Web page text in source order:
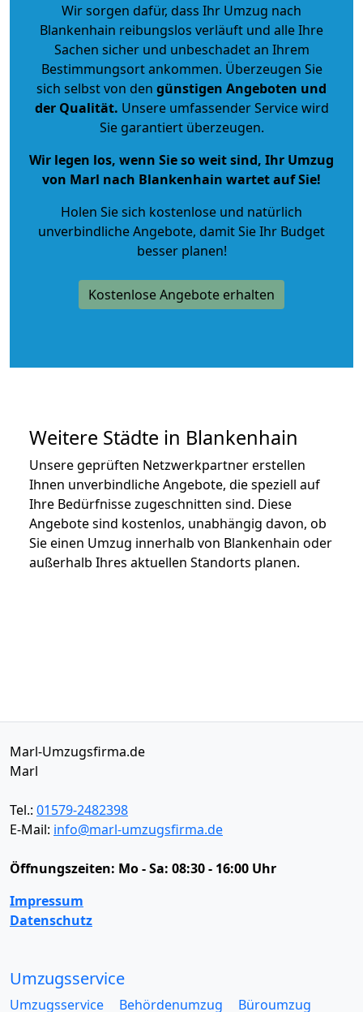
Wir sorgen dafür, dass Ihr Umzug nach
Blankenhain reibungslos verläuft und alle Ihre
Sachen sicher und unbeschadet an Ihrem
Bestimmungsort ankommen. Überzeugen Sie
sich selbst von den günstigen Angeboten und
der Qualität. Unsere umfassender Service wird
Sie garantiert überzeugen.
Wir legen los, wenn Sie so weit sind, Ihr Umzug
von Marl nach Blankenhain wartet auf Sie!
Holen Sie sich kostenlose und natürlich
unverbindliche Angebote, damit Sie Ihr Budget
besser planen!
Kostenlose Angebote erhalten
Weitere Städte in Blankenhain
Unsere geprüften Netzwerkpartner erstellen
Ihnen unverbindliche Angebote, die speziell auf
Ihre Bedürfnisse zugeschnitten sind. Diese
Angebote sind kostenlos, unabhängig davon, ob
Sie einen Umzug innerhalb von Blankenhain oder
außerhalb Ihres aktuellen Standorts planen.
Marl-Umzugsfirma.de
Marl
Tel.: 01579-2482398
E-Mail: info@marl-umzugsfirma.de
Öffnungszeiten: Mo - Sa: 08:30 - 16:00 Uhr
Impressum
Datenschutz
Umzugsservice
Umzugsservice Behördenumzug
Büroumzug